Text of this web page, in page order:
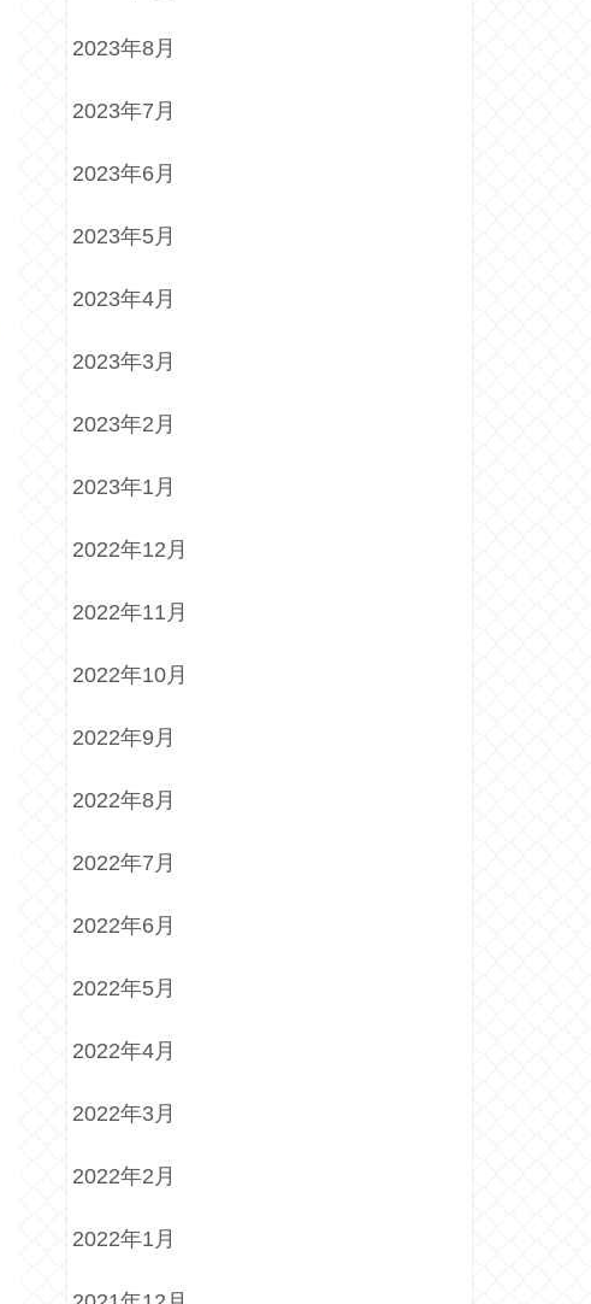
2023年8月
2023年7月
2023年6月
2023年5月
2023年4月
2023年3月
2023年2月
2023年1月
2022年12月
2022年11月
2022年10月
2022年9月
2022年8月
2022年7月
2022年6月
2022年5月
2022年4月
2022年3月
2022年2月
2022年1月